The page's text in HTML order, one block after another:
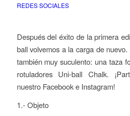
REDES SOCIALES
Después del éxito de la primera
ball volvemos a la carga de
también muy suculento: una taza
rotuladores Uni-ball Chalk.
nuestro Facebook e Instagram!
1.- Objeto